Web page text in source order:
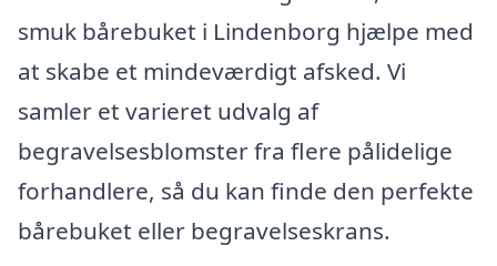
smuk bårebuket i Lindenborg hjælpe med
at skabe et mindeværdigt afsked. Vi
samler et varieret udvalg af
begravelsesblomster fra flere pålidelige
forhandlere, så du kan finde den perfekte
bårebuket eller begravelseskrans.